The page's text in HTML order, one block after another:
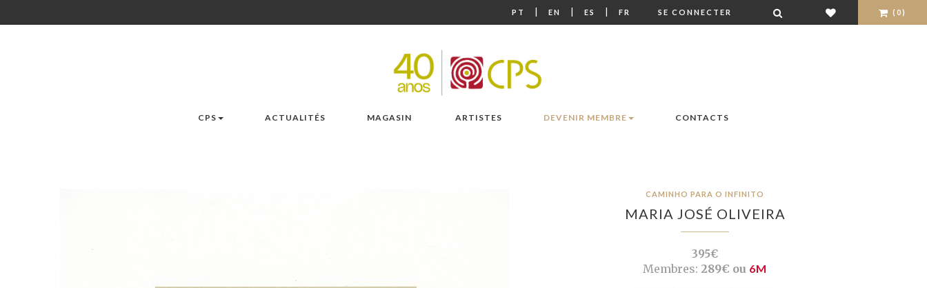
PT | EN | ES | FR SE CONNECTER (0)
CPS ACTUALITÉS MAGASIN ARTISTES DEVENIR MEMBRE CONTACTS
CAMINHO PARA O INFINITO
MARIA JOSÉ OLIVEIRA
395€
Membres: 289€ ou 6M